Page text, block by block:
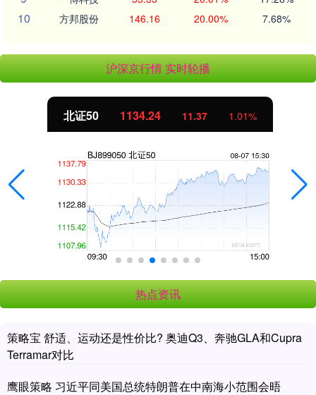
10 方邦股份 146.16 20.00% 7.68%
沪深京行情 实时轮播
北证50 1134.24 11.37 1.01%
热点资讯
策略宝 舒适、运动还是性价比? 奥迪Q3、奔驰GLA和Cupra
Terramar对比
鹰眼策略 习近平同美国总统特朗普在中南海小范围会晤